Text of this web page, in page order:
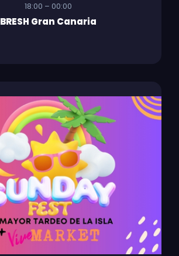
18:00 – 00:00
BRESH Gran Canaria